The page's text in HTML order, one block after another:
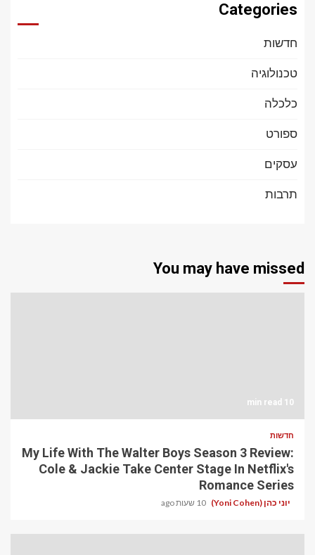
Categories
חדשות
טכנולוגיה
כלכלה
ספורט
עסקים
תרבות
You may have missed
10 min read
חדשות
My Life With The Walter Boys Season 3 Review:
Cole & Jackie Take Center Stage In Netflix's
Romance Series
יוני כהן (Yoni Cohen) 10 שעות ago